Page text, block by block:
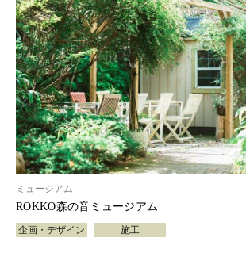
ミュージアム
ROKKO森の音ミュージアム
企画・デザイン 施工